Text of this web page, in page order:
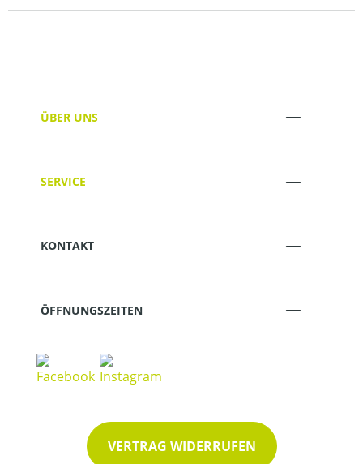
ÜBER UNS
SERVICE
KONTAKT
ÖFFNUNGSZEITEN
VERTRAG WIDERRUFEN